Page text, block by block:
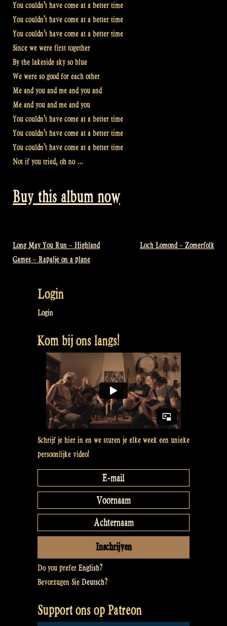
You couldn’t have come at a better time
You couldn’t have come at a better time
You couldn’t have come at a better time
Since we were first together
By the lakeside sky so blue
We were so good for each other
Me and you and me and you and
Me and you and me and you
You couldn’t have come at a better time
You couldn’t have come at a better time
You couldn’t have come at a better time
Not if you tried, oh no …
Buy this album now
Bericht
Long May You Run – Highland
Games – Rapalje on a plane
Loch Lomond – Zomerfolk
Login
Login
Kom bij ons langs!
Schrijf je hier in en we sturen je elke week een unieke
persoonlijke video!
Do you prefer English?
Bevorzugen Sie Deutsch?
Support ons op Patreon